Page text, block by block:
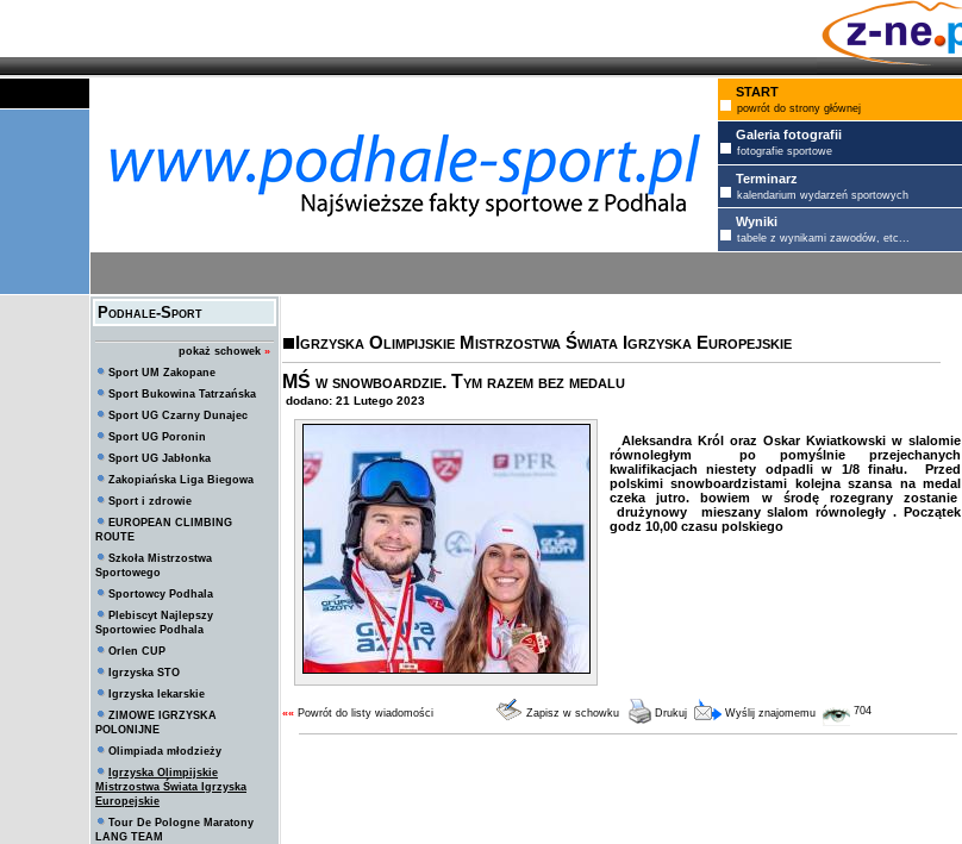
START
powrót do strony głównej
Galeria fotografii
fotografie sportowe
Terminarz
kalendarium wydarzeń sportowych
Wyniki
tabele z wynikami zawodów, etc...
Podhale-Sport
pokaż schowek »
Sport UM Zakopane
Sport Bukowina Tatrzańska
Sport UG Czarny Dunajec
Sport UG Poronin
Sport UG Jabłonka
Zakopiańska Liga Biegowa
Sport i zdrowie
EUROPEAN CLIMBING
ROUTE
Szkoła Mistrzostwa
Sportowego
Sportowcy Podhala
Plebiscyt Najlepszy
Sportowiec Podhala
Orlen CUP
Igrzyska STO
Igrzyska lekarskie
ZIMOWE IGRZYSKA
POLONIJNE
Olimpiada młodzieży
Igrzyska Olimpijskie
Mistrzostwa Świata Igrzyska
Europejskie
Tour De Pologne Maratony
LANG TEAM
Igrzyska Olimpijskie Mistrzostwa Świata Igrzyska Europejskie
MŚ w snowboardzie. Tym razem bez medalu
dodano: 21 Lutego 2023
Aleksandra Król oraz Oskar Kwiatkowski w slalomie
równoległym po pomyślnie przejechanych
kwalifikacjach niestety odpadli w 1/8 finału. Przed
polskimi snowboardzistami kolejna szansa na medal
czeka jutro. bowiem w środę rozegrany zostanie
drużynowy mieszany slalom równoległy . Początek
godz 10,00 czasu polskiego
«« Powrót do listy wiadomości Zapisz w schowku Drukuj Wyślij znajomemu 704